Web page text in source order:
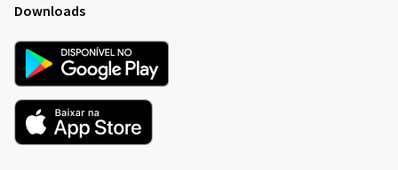
Downloads